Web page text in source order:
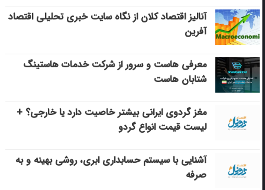
آنالیز اقتصاد کلان از نگاه سایت خبری تحلیلی اقتصاد
آفرین
معرفی هاست و سرور از شرکت خدمات هاستینگ
شتابان هاست
مغز گردوی ایرانی بیشتر خاصیت دارد یا خارجی؟ +
لیست قیمت انواع گردو
آشنایی با سیستم حسابداری ابری، روشی بهینه و به
صرفه